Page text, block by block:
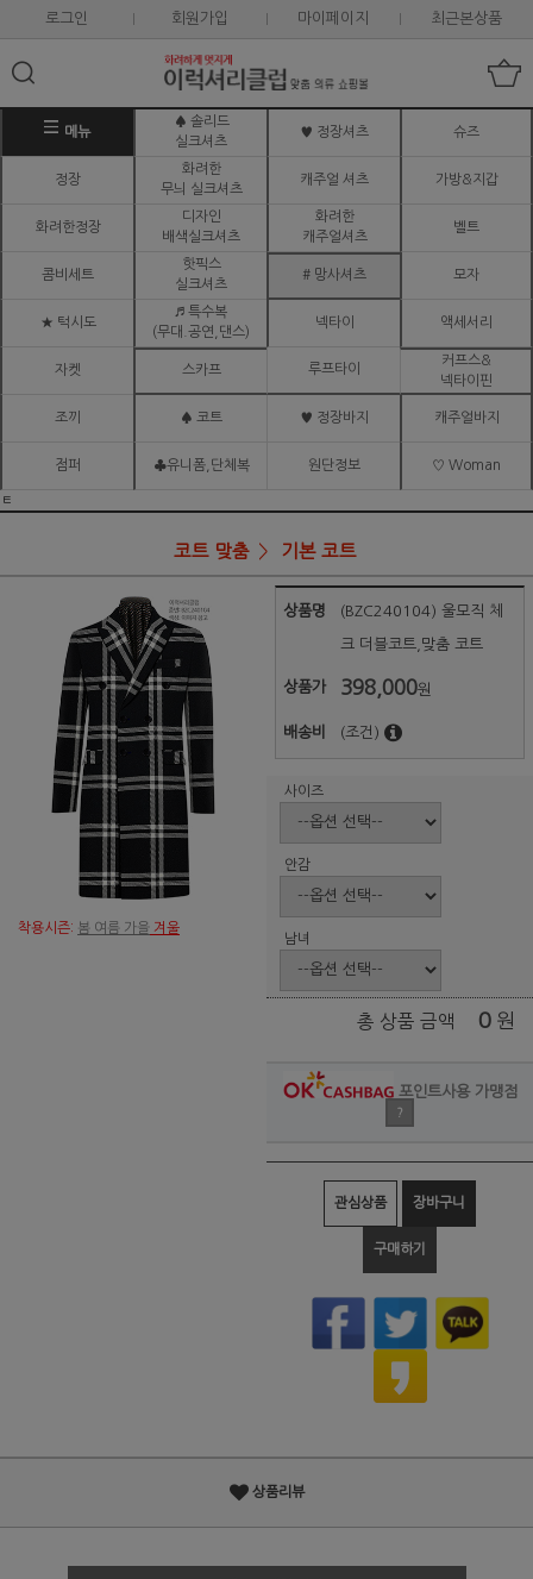
로그인 회원가입 마이페이지 최근본상품
메뉴
♠ 솔리드
실크셔츠
♥ 정장셔츠 슈즈
정장
화려한
무늬 실크셔츠
캐주얼 셔츠 가방&지갑
화려한정장
디자인
배색실크셔츠
화려한
캐주얼셔츠
벨트
콤비세트
핫픽스
실크셔츠
# 망사셔츠 모자
★ 턱시도
♬ 특수복
(무대.공연,댄스)
넥타이 액세서리
자켓 스카프 루프타이
커프스&
넥타이핀
조끼 ♠ 코트 ♥ 정장바지 캐주얼바지
점퍼 ♣유니폼,단체복 원단정보 ♡ Woman
ㅌ
코트 맞춤 기본 코트
착용시즌: 봄 여름 가을 겨울
상품명 (BZC240104) 울모직 체
크 더블코트,맞춤 코트
상품가 398,000원
배송비 (조건)
사이즈
안감
남녀
총 상품 금액 0 원
포인트사용 가맹점
?
관심상품 장바구니
구매하기
상품리뷰